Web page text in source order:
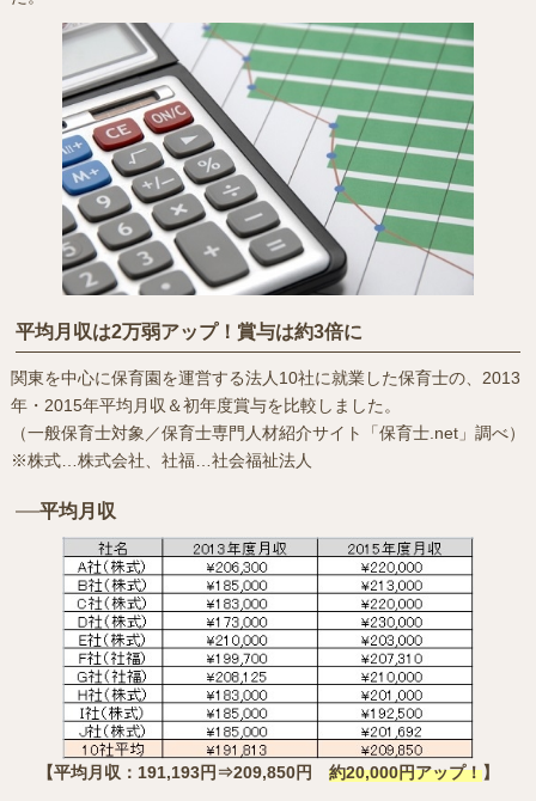
平均月収は2万弱アップ！賞与は約3倍に
関東を中心に保育園を運営する法人10社に就業した保育士の、2013
年・2015年平均月収＆初年度賞与を比較しました。
（一般保育士対象／保育士専門人材紹介サイト「保育士.net」調べ）
※株式…株式会社、社福…社会福祉法人
平均月収
【平均月収：191,193円⇒209,850円 約20,000円アップ！】